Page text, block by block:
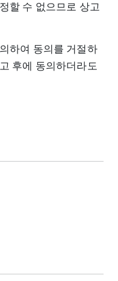
할 수 없으므로 상고
하여 동의를 거절하
후에 동의하더라도